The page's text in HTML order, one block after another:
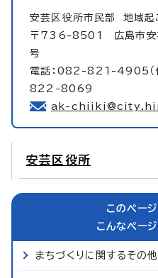
安芸区役所市民部 地域起
〒736-8501 広島市安
号
電話：082-821-4905（
822-8069
ak-
安芸区役所
このペー
こんなペー
まちづくりに関するその他